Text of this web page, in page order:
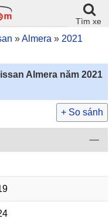
Tìm xe
Almera
2021
Almera năm 2021
+ So sánh